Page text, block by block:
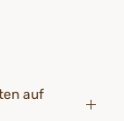
auf